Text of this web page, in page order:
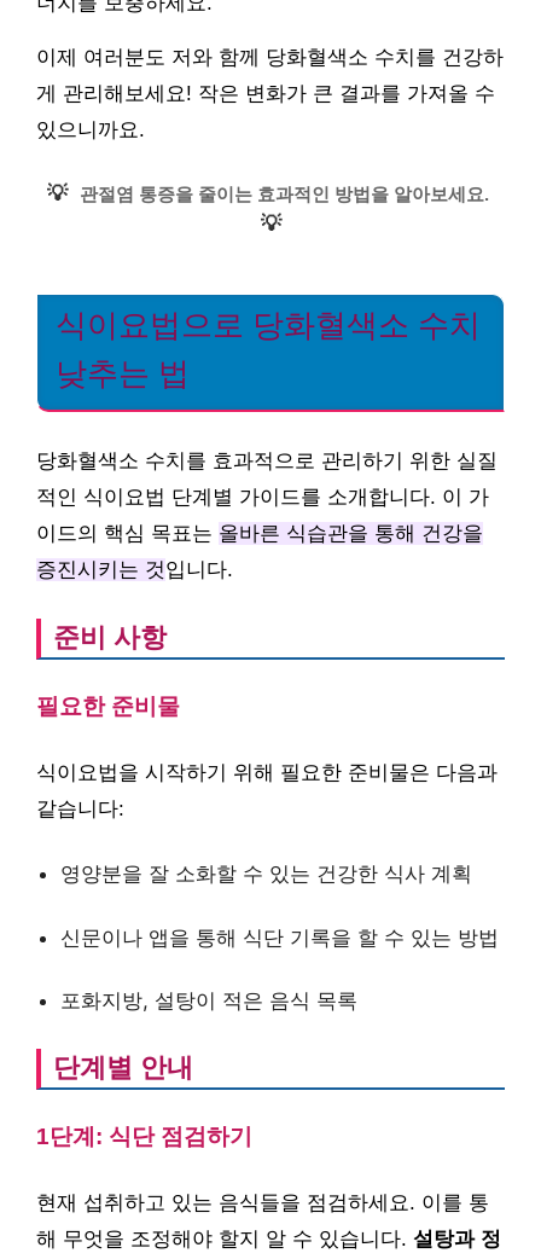
이제 여러분도 저와 함께 당화혈색소 수치를 건강하
게 관리해보세요! 작은 변화가 큰 결과를 가져올 수
있으니까요.
💡 관절염 통증을 줄이는 효과적인 방법을 알아보세요.
💡
식이요법으로 당화혈색소 수치
낮추는 법
당화혈색소 수치를 효과적으로 관리하기 위한 실질
적인 식이요법 단계별 가이드를 소개합니다. 이 가
이드의 핵심 목표는 올바른 식습관을 통해 건강을
증진시키는 것입니다.
준비 사항
필요한 준비물
식이요법을 시작하기 위해 필요한 준비물은 다음과
같습니다:
영양분을 잘 소화할 수 있는 건강한 식사 계획
신문이나 앱을 통해 식단 기록을 할 수 있는 방법
포화지방, 설탕이 적은 음식 목록
단계별 안내
1단계: 식단 점검하기
현재 섭취하고 있는 음식들을 점검하세요. 이를 통
해 무엇을 조정해야 할지 알 수 있습니다. 설탕과 정